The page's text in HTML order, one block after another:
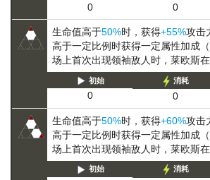
0 0
生命值高于50%时，获得+55%攻击
高于一定比例时获得一定属性加成（
场上首次出现领袖敌人时，莱欧斯在
初始
0
消耗
0
生命值高于50%时，获得+60%攻击
高于一定比例时获得一定属性加成（
场上首次出现领袖敌人时，莱欧斯在
初始 消耗